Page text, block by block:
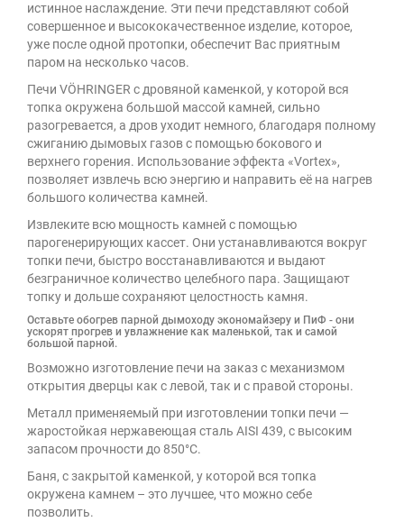
истинное наслаждение. Эти печи представляют собой
совершенное и высококачественное изделие, которое,
уже после одной протопки, обеспечит Вас приятным
паром на несколько часов.
Печи VÖHRINGER с дровяной каменкой, у которой вся
топка окружена большой массой камней, сильно
разогревается, а дров уходит немного, благодаря полному
сжиганию дымовых газов с помощью бокового и
верхнего горения. Использование эффекта «Vortex»,
позволяет извлечь всю энергию и направить её на нагрев
большого количества камней.
Извлеките всю мощность камней с помощью
парогенерирующих кассет. Они устанавливаются вокруг
топки печи, быстро восстанавливаются и выдают
безграничное количество целебного пара. Защищают
топку и дольше сохраняют целостность камня.
Оставьте обогрев парной дымоходу экономайзеру и ПиФ - они
ускорят прогрев и увлажнение как маленькой, так и самой
большой парной.
Возможно изготовление печи на заказ с механизмом
открытия дверцы как с левой, так и с правой стороны.
Металл применяемый при изготовлении топки печи —
жаростойкая нержавеющая сталь AISI 439, с высоким
запасом прочности до 850°С.
Баня, с закрытой каменкой, у которой вся топка
окружена камнем – это лучшее, что можно себе
позволить.